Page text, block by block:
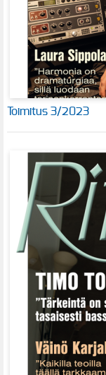
Toimitus 3/2023